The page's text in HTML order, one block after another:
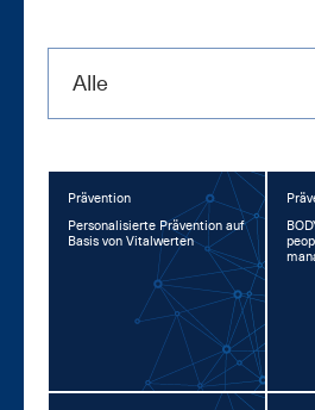
Alle
Prävention
Per­so­na­li­sier­te Prä­ven­ti­on auf
Ba­sis von Vi­tal­wer­ten